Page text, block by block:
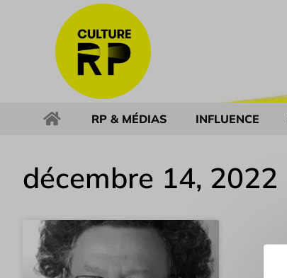
RP & MÉDIAS INFLUENCE
décembre 14, 2022